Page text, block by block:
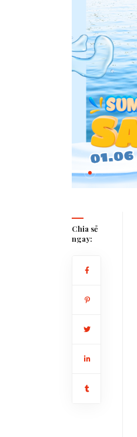
Chia sẻ
ngay: